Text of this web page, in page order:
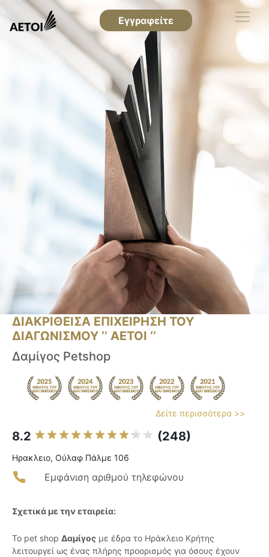
Εγγραφείτε
ΔΙΑΚΡΙΘΕΙΣΑ ΕΠΙΧΕΙΡΗΣΗ ΤΟΥ
ΔΙΑΓΩΝΙΣΜΟΥ ‘’ ΑΕΤΟΙ ‘’
Δαμίγος Petshop
Δείτε περισσότερα >>
8.2 (248)
Ηρακλειο, Ούλαφ Πάλμε 106
Εμφάνιση αριθμού τηλεφώνου
Σχετικά με την εταιρεία:
Το pet shop Δαμίγος με έδρα το Ηράκλειο Κρήτης
λειτουργεί ως ένας πλήρης προορισμός για όσους έχουν